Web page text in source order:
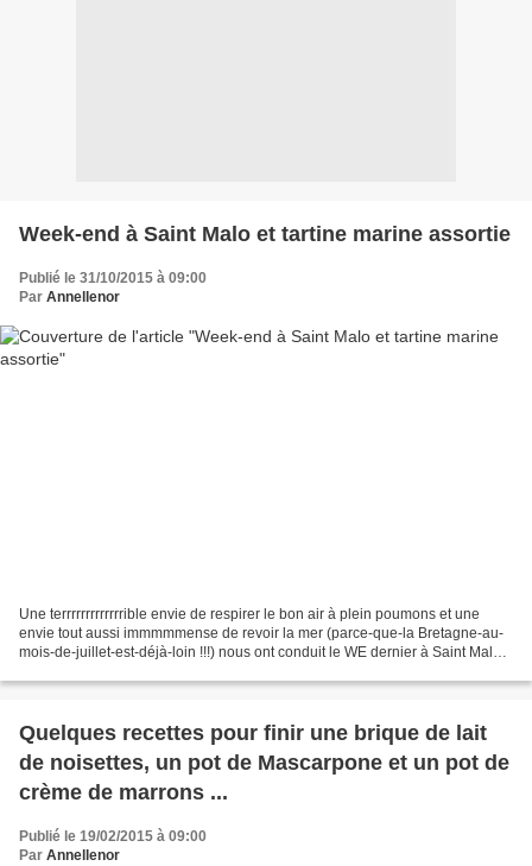
Week-end à Saint Malo et tartine marine assortie
Publié le 31/10/2015 à 09:00
Par Annellenor
Une terrrrrrrrrrrrrible envie de respirer le bon air à plein poumons et une
envie tout aussi immmmmense de revoir la mer (parce-que-la Bretagne-au-
mois-de-juillet-est-déjà-loin !!!) nous ont conduit le WE dernier à Saint Malo.
Quelques recettes pour finir une brique de lait
de noisettes, un pot de Mascarpone et un pot de
crème de marrons ...
Publié le 19/02/2015 à 09:00
Par Annellenor